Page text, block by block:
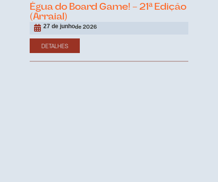
Égua do Board Game! – 21ª Edição
(Arraial)
27 de junhode 2026
DETALHES